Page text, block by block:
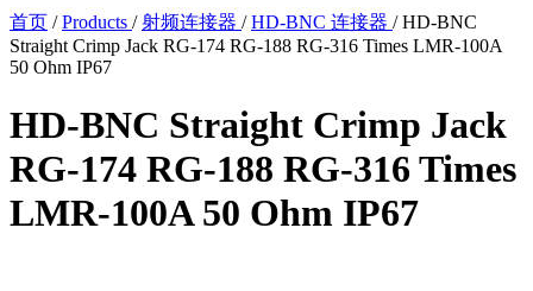
首页 / Products / 射频连接器 / HD-BNC 连接器 / HD-BNC
Straight Crimp Jack RG-174 RG-188 RG-316 Times LMR-100A
50 Ohm IP67
HD-BNC Straight Crimp Jack
RG-174 RG-188 RG-316 Times
LMR-100A 50 Ohm IP67